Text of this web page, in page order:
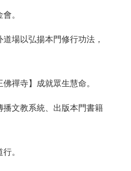
。
場以弘揚本門修行功法，
禪寺】成就眾生慧命。
播文教系統、出版本門書籍
。